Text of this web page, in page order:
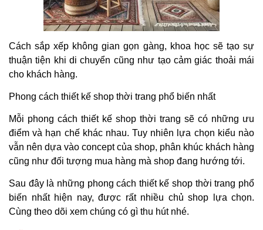
Cách sắp xếp không gian gọn gàng, khoa học sẽ tạo sự
thuận tiện khi di chuyển cũng như tạo cảm giác thoải mái
cho khách hàng.
Phong cách thiết kế shop thời trang phổ biến nhất
Mỗi phong cách thiết kế shop thời trang sẽ có những ưu
điểm và hạn chế khác nhau. Tuy nhiên lựa chọn kiểu nào
vẫn nên dựa vào concept của shop, phân khúc khách hàng
cũng như đối tượng mua hàng mà shop đang hướng tới.
Sau đây là những phong cách thiết kế shop thời trang phổ
biến nhất hiện nay, được rất nhiều chủ shop lựa chọn.
Cùng theo dõi xem chúng có gì thu hút nhé.